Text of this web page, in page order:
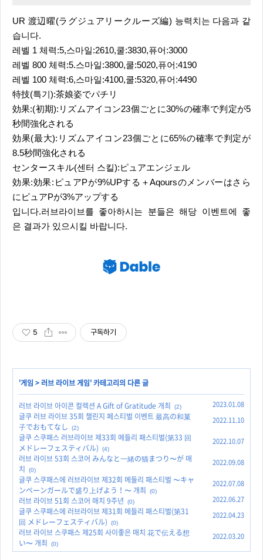
UR 渡辺曜(ラグジュアリークルーズ編) 능력치는 다음과 같
습니다.
레벨 1 체력:5,스마일:2610,쿨:3830,퓨어:3000
레벨 800 체력:5.스마일:3800,쿨:5020,퓨어:4190
레벨 100 체력:6,스마일:4100,쿨:5320,퓨어:4490
特技(특기):茶娘姿でパチリ
効果:(初期):リズムアイコン23個ごとに30%の確率で判定が5
秒間強化される
効果(最大):リズムアイコン23個ごとに65%の確率で判定が
8.5秒間強化される
センタースキル(센터 스킬):ピュアエンジェル
効果:効果:ピュアPが9%UPする＋Aqoursのメンバーはさら
にピュアPが3%アップする
입니다.러브라이브를 좋아하시는 분들은 해당 이벤트에 좋
은 결과가 있으시킬 바랍니다.
5 구독하기
'게임 > 러브 라이브 게임' 카테고리의 다른 글
러브 라이브 아이콘 컬렉션 A Gift of Gratitude 개최 (2) 2023.01.08
글쿠 러브 라이브 35회 챌린지 페스티벌 이벤트 最高の和菓
子でおもてなし
(2)
2022.11.10
글쿠 스쿠패스 러브라이브 제33회 메들리 패스티벌(第33 回
メドレーフェスティバル)
(4)
2022.10.07
러브 라이브 53회 스코어 みんなと一緒の猫まつり〜が 매
치
(0)
2022.09.08
글쿠 스쿠패스에 러브라이브 제32회 메들리 패스티벌 〜キャ
ンペーンガールで盛り上げよう！〜 개최
(0)
2022.07.08
러브 라이브 51회 스코어 매치 9주년 (0) 2022.06.27
글쿠 스쿠패스에 러브라이브 제31회 메들리 패스티벌(第31
回 メドレーフェスティバル)
(0)
2022.04.23
러브 라이브 스쿠패스 제25회 사이좋은 매치 花で伝える想
い〜 개최
(0)
2022.03.20